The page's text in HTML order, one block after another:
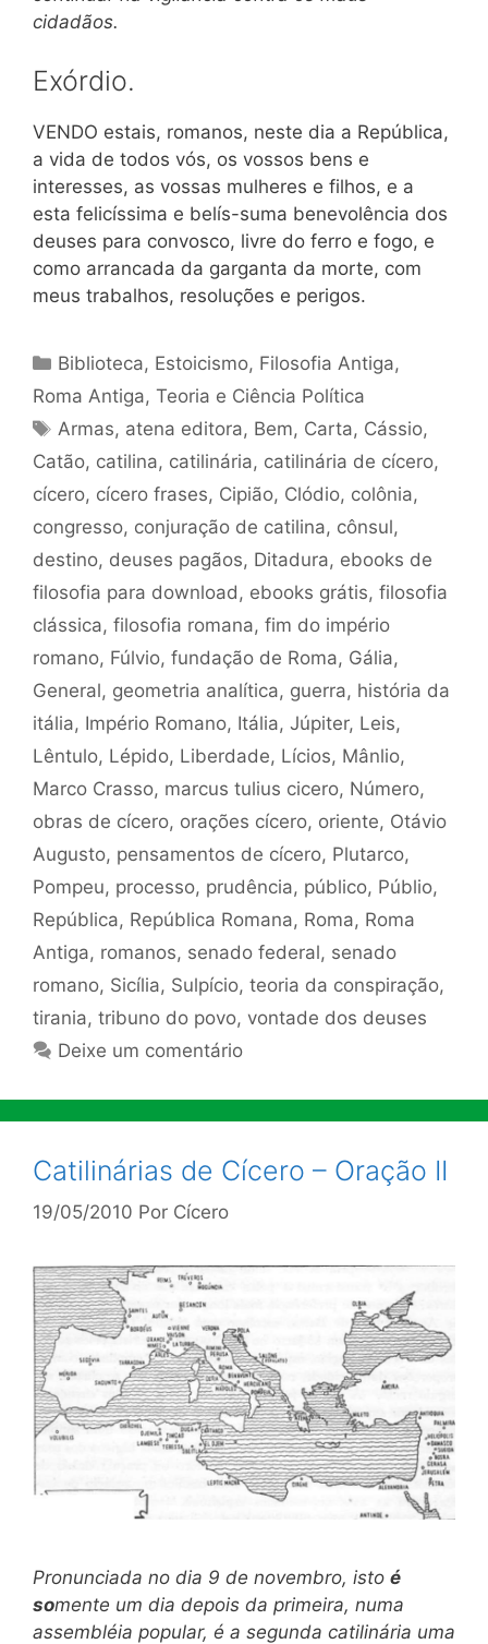
cidadãos.
Exórdio.
VENDO estais, romanos, neste dia a República,
a vida de todos vós, os vossos bens e
interesses, as vossas mulheres e filhos, e a
esta felicíssima e belís-suma benevolência dos
deuses para convosco, livre do ferro e fogo, e
como arrancada da garganta da morte, com
meus trabalhos, resoluções e perigos.
Categorias
Biblioteca, Estoicismo, Filosofia Antiga,
Roma Antiga, Teoria e Ciência Política
Tags
Armas, atena editora, Bem, Carta, Cássio,
Catão, catilina, catilinária, catilinária de cícero,
cícero, cícero frases, Cipião, Clódio, colônia,
congresso, conjuração de catilina, cônsul,
destino, deuses pagãos, Ditadura, ebooks de
filosofia para download , ebooks grátis, filosofia
clássica, filosofia romana, fim do império
romano, Fúlvio, fundação de Roma, Gália,
General, geometria analítica, guerra, história da
itália, Império Romano, Itália, Júpiter, Leis,
Lêntulo, Lépido, Liberdade, Lícios, Mânlio,
Marco Crasso, marcus tulius cicero, Número,
obras de cícero, orações cícero, oriente, Otávio
Augusto, pensamentos de cícero, Plutarco,
Pompeu, processo, prudência, público, Públio,
República, República Romana, Roma, Roma
Antiga, romanos, senado federal, senado
romano, Sicília, Sulpício, teoria da conspiração,
tirania, tribuno do povo, vontade dos deuses
Deixe um comentário
Catilinárias de Cícero – Oração II
19/05/2010 Por Cícero
Pronunciada no dia 9 de novembro, isto é
somente um dia depois da primeira, numa
assembléia popular, é a segunda catilinária uma